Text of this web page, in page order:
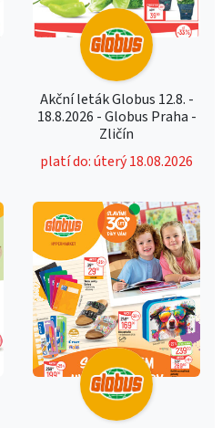
Akční leták Globus 12.8. -
18.8.2026 - Globus Praha -
Zličín
platí do: úterý 18.08.2026